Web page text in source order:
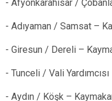
- Afyonkarahisar /
- Adıyaman / Samsat –
- Giresun / Dereli –
- Tunceli / Vali Yardımcısı ​
- Aydın / Köşk –